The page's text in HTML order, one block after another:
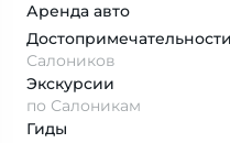
Аренда авто
Достопримеча­тельности
Салоников
Экскурсии
по Салоникам
Гиды